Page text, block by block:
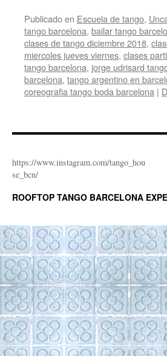
Publicado en Escuela de tango,
tango barcelona, bailar tango
clases de tango diciembre 2018,
miercoles jueves viernes, clases
tango barcelona, jorge udrisard
barcelona, tango argentino en
coreografia tango boda barcelona |
https://www.instagram.com/tango_hou
se_bcn/
ROOFTOP TANGO BARCELONA